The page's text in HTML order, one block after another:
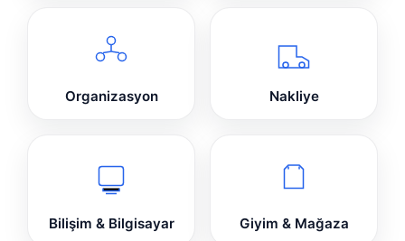
Organizasyon Nakliye
Bilişim & Bilgisayar Giyim & Mağaza